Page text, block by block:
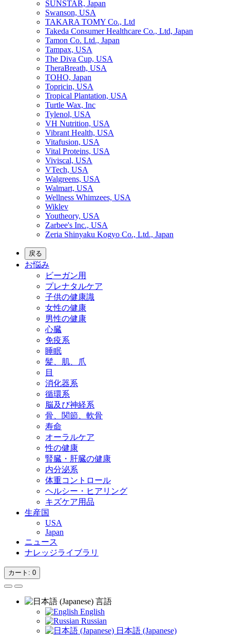
SUNSTAR, Japan
Swanson, USA
TAKARA TOMY Co., Ltd
Takeda Consumer Healthcare Co., Ltd, Japan
Tamon Co. Ltd., Japan
Tampax, USA
The Diva Cup, USA
TheraBreath, USA
TOHO, Japan
Topricin, USA
Tropical Plantation, USA
Turtle Wax, Inc
Tylenol, USA
VH Nutrition, USA
Vibrant Health, USA
Vitafusion, USA
Vital Proteins, USA
Viviscal, USA
VTech, USA
Walgreens, USA
Walmart, USA
Wellness Whimzees, USA
Wiklev
Youtheory, USA
Zarbee's Inc., USA
Zeria Shinyaku Kogyo Co., Ltd., Japan
戻る
お悩み
ビーガン用
プレナタルケア
子供の健康識
女性の健康
男性の健康
心臓
免疫系
睡眠
髪、肌、爪
目
消化器系
循環系
脳及び神経系
骨、関節、軟骨
寿命
オーラルケア
性の健康
腎臓・肝臓の健康
内分泌系
体重コントロール
ヘルシー・ヒアリング
キズケア用品
生産国
USA
Japan
ニュース
ナレッジライブラリ
カート : 0
言語
English
Russian
日本語 (Japanese)